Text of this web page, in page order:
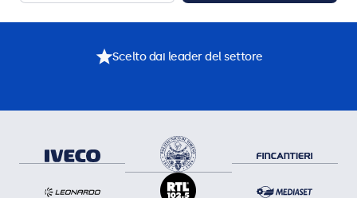
Scelto dai leader del settore